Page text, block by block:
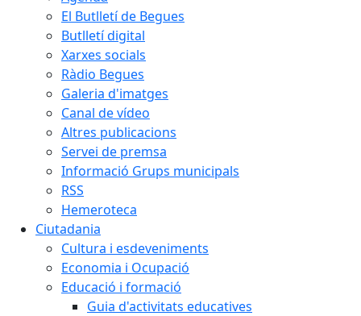
El Butlletí de Begues
Butlletí digital
Xarxes socials
Ràdio Begues
Galeria d'imatges
Canal de vídeo
Altres publicacions
Servei de premsa
Informació Grups municipals
RSS
Hemeroteca
Ciutadania
Cultura i esdeveniments
Economia i Ocupació
Educació i formació
Guia d'activitats educatives